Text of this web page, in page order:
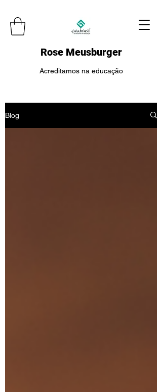
Rose Meusburger
Acreditamos na educação
Blog